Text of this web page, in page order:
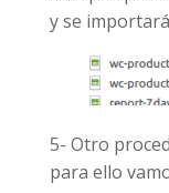
y se
5- Otro
para ello